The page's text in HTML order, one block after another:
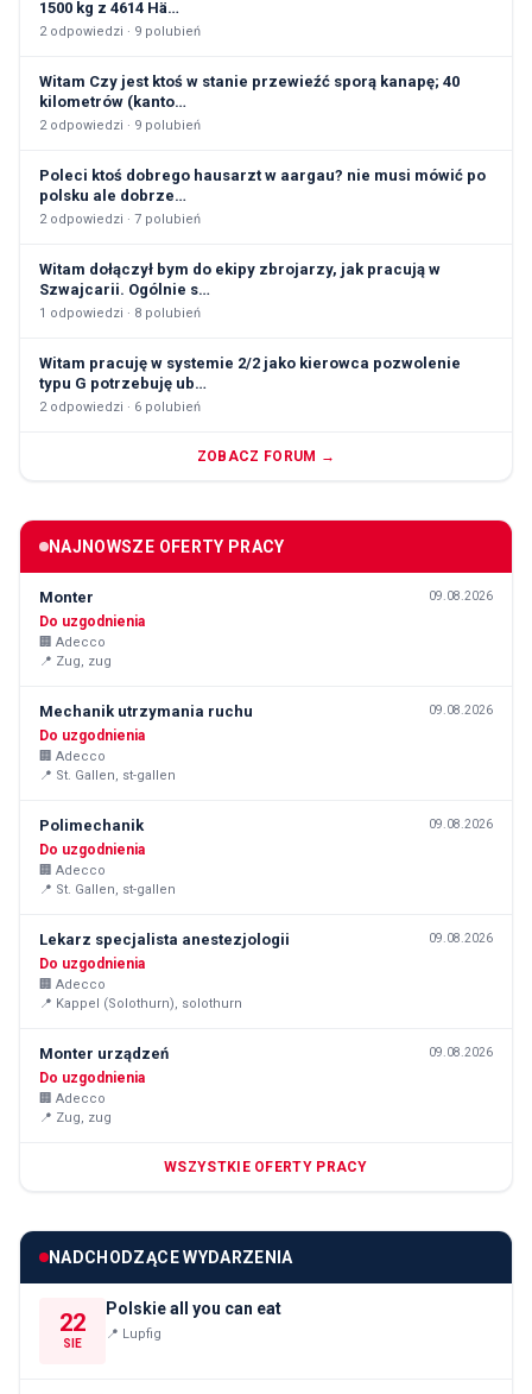
1500 kg z 4614 Hä…
2odpowiedzi · 9 polubień
Witam Czy jest ktoś w stanie przewieźć sporą kanapę; 40
kilometrów (kanto…
2odpowiedzi · 9 polubień
Poleci ktoś dobrego hausarzt w aargau? nie musi mówić po
polsku ale dobrze…
2odpowiedzi · 7 polubień
Witam dołączył bym do ekipy zbrojarzy, jak pracują w
Szwajcarii. Ogólnie s…
1 odpowiedzi · 8 polubień
Witam pracuję w systemie 2/2 jako kierowca pozwolenie
typu G potrzebuję ub…
2odpowiedzi · 6 polubień
ZOBACZ FORUM →
NAJNOWSZE OFERTY PRACY
Monter 09.08.2026
Do uzgodnienia
🏢 Adecco
📍 Zug, zug
Mechanik utrzymania ruchu 09.08.2026
Do uzgodnienia
🏢 Adecco
📍 St. Gallen, st-gallen
Polimechanik 09.08.2026
Do uzgodnienia
🏢 Adecco
📍 St. Gallen, st-gallen
Lekarz specjalista anestezjologii 09.08.2026
Do uzgodnienia
🏢 Adecco
📍 Kappel (Solothurn), solothurn
Monter urządzeń 09.08.2026
Do uzgodnienia
🏢 Adecco
📍 Zug, zug
WSZYSTKIE OFERTY PRACY
NADCHODZĄCE WYDARZENIA
22
SIE
Polskie all you can eat
📍 Lupfig